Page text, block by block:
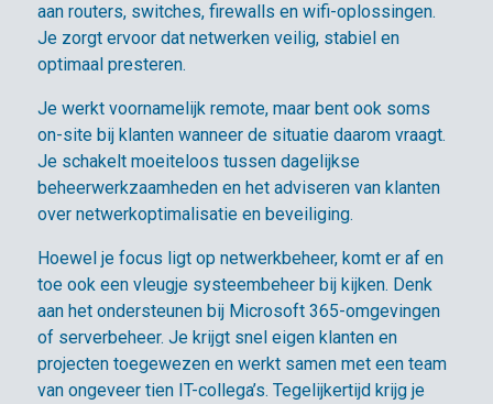
aan routers, switches, firewalls en wifi-oplossingen.
Je zorgt ervoor dat netwerken veilig, stabiel en
optimaal presteren.
Je werkt voornamelijk remote, maar bent ook soms
on-site bij klanten wanneer de situatie daarom vraagt.
Je schakelt moeiteloos tussen dagelijkse
beheerwerkzaamheden en het adviseren van klanten
over netwerkoptimalisatie en beveiliging.
Hoewel je focus ligt op netwerkbeheer, komt er af en
toe ook een vleugje systeembeheer bij kijken. Denk
aan het ondersteunen bij Microsoft 365-omgevingen
of serverbeheer. Je krijgt snel eigen klanten en
projecten toegewezen en werkt samen met een team
van ongeveer tien IT-collega’s. Tegelijkertijd krijg je